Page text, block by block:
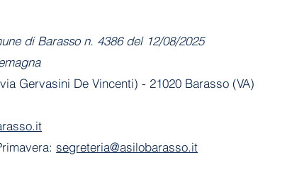
di Barasso n. 4386 del 12/08/2025
Gervasini De Vincenti) - 21020 Barasso (VA)
segreteria@asilobarasso.it